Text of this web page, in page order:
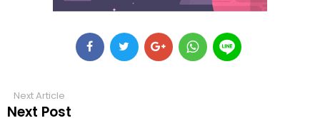
Next Article
Next Post